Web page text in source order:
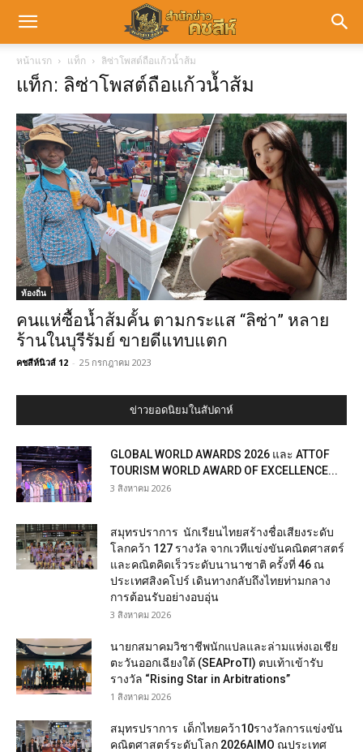
หน้าแรก แท็ก ลิซ่าโพสต์ถือแก้วน้ำส้ม
แท็ก: ลิซ่าโพสต์ถือแก้วน้ำส้ม
ท้องถิ่น
คนแห่ซื้อน้ำส้มคั้น ตามกระแส “ลิซ่า” หลาย
ร้านในบุรีรัมย์ ขายดีแทบแตก
คชสีห์นิวส์ 12 - 25 กรกฎาคม 2023
ข่าวยอดนิยมในสัปดาห์
GLOBAL WORLD AWARDS 2026 และ ATTOF
TOURISM WORLD AWARD OF EXCELLENCE...
3 สิงหาคม 2026
สมุทรปราการ นักเรียนไทยสร้างชื่อเสียงระดับ
โลกคว้า 127 รางวัล จากเวทีแข่งขันคณิตศาสตร์
และคณิตคิดเร็วระดับนานาชาติ ครั้งที่ 46 ณ
ประเทศสิงคโปร์ เดินทางกลับถึงไทยท่ามกลาง
การต้อนรับอย่างอบอุ่น
3 สิงหาคม 2026
นายกสมาคมวิชาชีพนักแปลและล่ามแห่งเอเชีย
ตะวันออกเฉียงใต้ (SEAProTI) ตบเท้าเข้ารับ
รางวัล “Rising Star in Arbitrations”
1 สิงหาคม 2026
สมุทรปราการ เด็กไทยคว้า10รางวัลการแข่งขัน
คณิตศาสตร์ระดับโลก 2026AIMO ณประเทศ